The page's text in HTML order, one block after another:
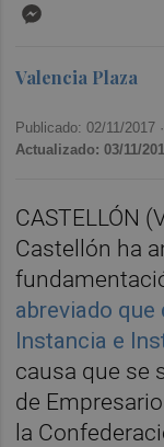
Valencia Plaza
Publicado: 02/11/2017 ·
Actualizado: 03/11/
CASTELLÓN
Castellón ha
abreviado que
Instancia e
causa que se
de
la